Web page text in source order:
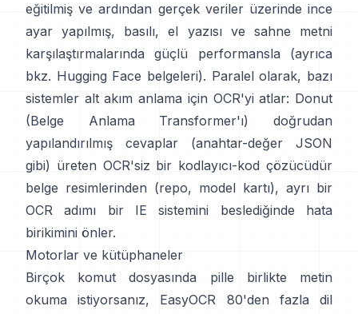
eğitilmiş ve ardından gerçek veriler üzerinde ince
ayar yapılmış, basılı, el yazısı ve sahne metni
karşılaştırmalarında güçlü performansla (ayrıca
bkz. Hugging Face belgeleri). Paralel olarak, bazı
sistemler alt akım anlama için OCR'yi atlar: Donut
(Belge Anlama Transformer'ı)
doğrudan
yapılandırılmış cevaplar (anahtar-değer JSON
gibi) üreten OCR'siz bir kodlayıcı-kod çözücüdür
belge resimlerinden (repo, model kartı), ayrı bir
OCR adımı bir IE sistemini beslediğinde hata
birikimini önler.
Motorlar ve kütüphaneler
Birçok komut dosyasında pille birlikte metin
okuma istiyorsanız,
EasyOCR
80'den fazla dil